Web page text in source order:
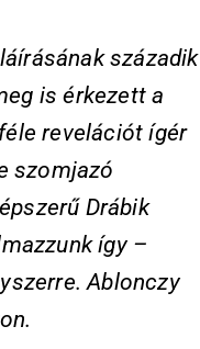
századik
is érkezett a
revelációt ígér
szomjazó
Drábik
így –
Ablonczy